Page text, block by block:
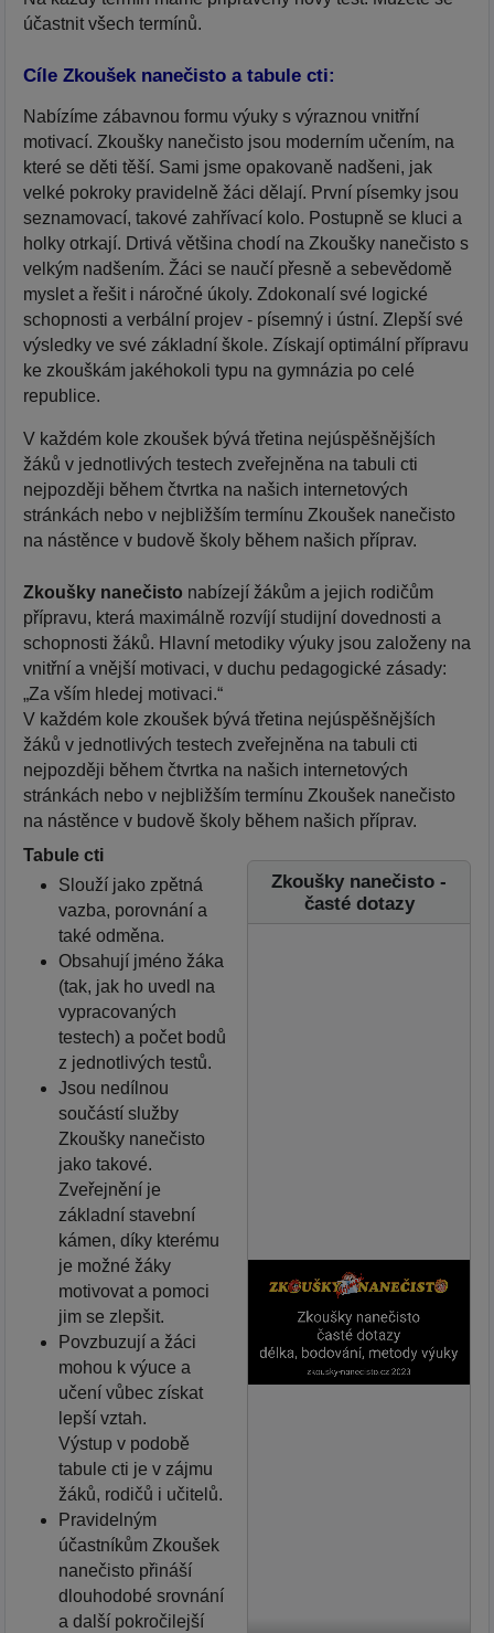
účastnit všech termínů.
Cíle Zkoušek nanečisto a tabule cti:
Nabízíme zábavnou formu výuky s výraznou vnitřní
motivací. Zkoušky nanečisto jsou moderním učením, na
které se děti těší. Sami jsme opakovaně nadšeni, jak
velké pokroky pravidelně žáci dělají. První písemky jsou
seznamovací, takové zahřívací kolo. Postupně se kluci a
holky otrkají. Drtivá většina chodí na Zkoušky nanečisto s
velkým nadšením. Žáci se naučí přesně a sebevědomě
myslet a řešit i náročné úkoly. Zdokonalí své logické
schopnosti a verbální projev - písemný i ústní. Zlepší své
výsledky ve své základní škole. Získají optimální přípravu
ke zkouškám jakéhokoli typu na gymnázia po celé
republice.
V každém kole zkoušek bývá třetina nejúspěšnějších
žáků v jednotlivých testech zveřejněna na tabuli cti
nejpozději během čtvrtka na našich internetových
stránkách nebo v nejbližším termínu Zkoušek nanečisto
na nástěnce v budově školy během našich příprav.
Zkoušky nanečisto nabízejí žákům a jejich rodičům
přípravu, která maximálně rozvíjí studijní dovednosti a
schopnosti žáků. Hlavní metodiky výuky jsou založeny na
vnitřní a vnější motivaci, v duchu pedagogické zásady:
„Za vším hledej motivaci.“
V každém kole zkoušek bývá třetina nejúspěšnějších
žáků v jednotlivých testech zveřejněna na tabuli cti
nejpozději během čtvrtka na našich internetových
stránkách nebo v nejbližším termínu Zkoušek nanečisto
na nástěnce v budově školy během našich příprav.
Zkoušky nanečisto -
časté dotazy
Tabule cti
Slouží jako zpětná
vazba, porovnání a
také odměna.
Obsahují jméno žáka
(tak, jak ho uvedl na
vypracovaných
testech) a počet bodů
z jednotlivých testů.
Jsou nedílnou
součástí služby
Zkoušky nanečisto
jako takové.
Zveřejnění je
základní stavební
kámen, díky kterému
je možné žáky
motivovat a pomoci
jim se zlepšit.
Povzbuzují a žáci
mohou k výuce a
učení vůbec získat
lepší vztah.
Výstup v podobě
tabule cti je v zájmu
žáků, rodičů i učitelů.
Pravidelným
účastníkům Zkoušek
nanečisto přináší
dlouhodobé srovnání
a další pokročilejší